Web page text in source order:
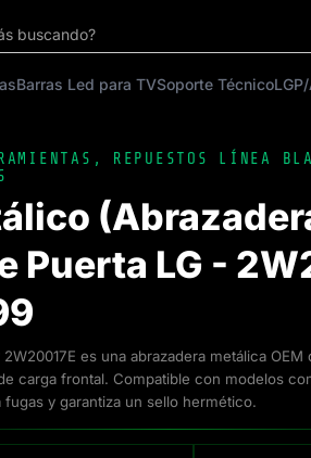
buscando?
Barras Led para TVSoporte Técnico
, REPUESTOS LÍNEA
Puerta LG -
es una abrazadera metálica OEM
carga frontal. Compatible con modelos
fugas y garantiza un sello hermético.